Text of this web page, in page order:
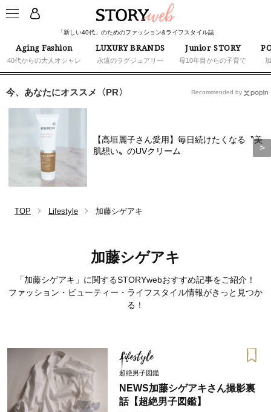
「新しい40代」のためのファッション&ライフスタイル誌
Aging Fashion
40代からの大人オシャレ
LUXURY BRANDS
永遠のラグジュアリー
Junior STORY
母10年目からの子育て
今、あなたにオススメ〈PR〉
【高垣麗子さん愛用】毎日続けたくなる〝美
肌想い〟のUVクリーム
Recommended by
TOP Lifestyle 加藤シゲアキ
加藤シゲアキ
「加藤シゲアキ」に関するSTORYwebおすすめ記事をご紹介！
ファッション・ビューティー・ライフスタイル情報がきっと見つか
る！
Lifestyle
超絶男子図鑑
NEWS加藤シゲアキさん撮影裏
話【超絶男子図鑑】